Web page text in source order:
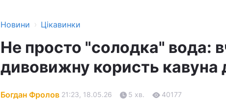
Новини › Цікавинки
Не просто "солодка" вода:
дивовижну користь кавуна
Богдан Фролов 21:23, 18.05.26 5 хв. 40177